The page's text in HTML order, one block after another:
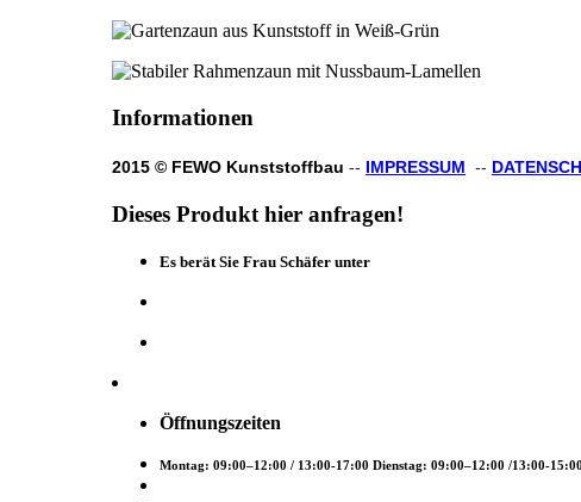
Informationen
2015 © FEWO Kunststoffbau -- IMPRESSUM --
Dieses Produkt hier anfragen!
Es berät Sie Frau Schäfer unter
Öffnungszeiten
Montag: 09:00–12:00 / 13:00-17:00 Dienstag: 09:00–12:00 /13:00-